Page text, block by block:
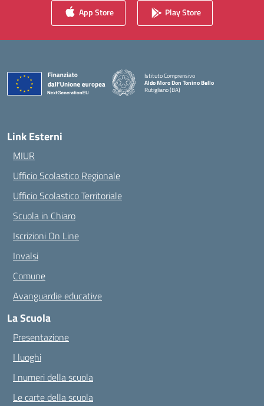
App Store Play Store
Istituto Comprensivo
Aldo Moro Don Tonino Bello
Rutigliano (BA)
— Visita la pagina iniziale della scuola
Link Esterni
MIUR
Ufficio Scolastico Regionale
Ufficio Scolastico Territoriale
Scuola in Chiaro
Iscrizioni On Line
Invalsi
Comune
Avanguardie educative
La Scuola
Presentazione
I luoghi
I numeri della scuola
Le carte della scuola